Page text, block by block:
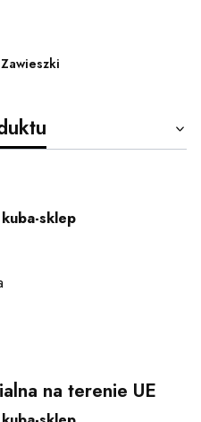
Zawieszki
sklep
na terenie UE